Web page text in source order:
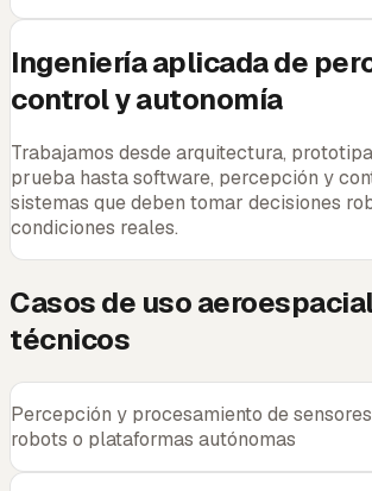
Ingeniería aplicada de
control y autonomía
Trabajamos desde arquitectura,
prueba hasta software, percepción y
sistemas que deben tomar decisiones
condiciones reales.
Casos de uso
técnicos
Percepción y procesamiento de
robots o plataformas autónomas